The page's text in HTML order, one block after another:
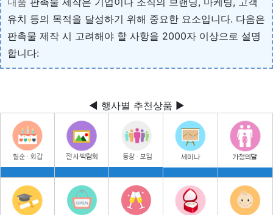
유치 등의 목적을 달성하기 위해 중요한 요소입니다. 다음은
판촉물 제작 시 고려해야 할 사항을 2000자 이상으로 설명
합니다:
◀ 행사별 추천상품 ▶